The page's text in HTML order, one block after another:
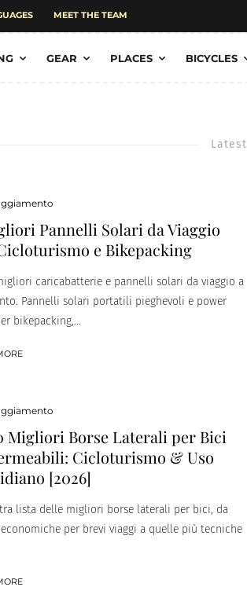
MEET THE TEAM
GEAR PLACES BICYCLES
Latest
Pannelli Solari da Viaggio
e Bikepacking
caricabatterie e pannelli solari da viaggio a
Pannelli solari portatili pieghevoli e power
bikepacking,...
Migliori Borse Laterali per Bici
Cicloturismo & Uso
[2026]
lista delle migliori borse laterali per bici, da
per brevi viaggi a quelle più tecniche